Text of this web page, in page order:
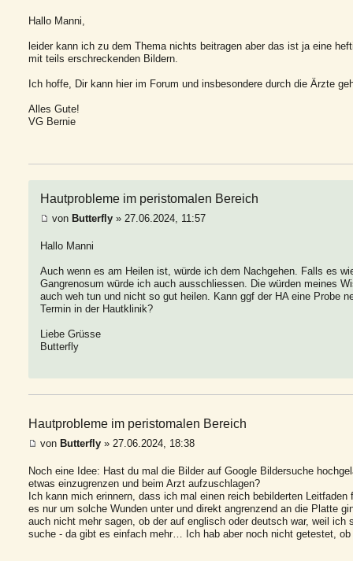
Hallo Manni,
leider kann ich zu dem Thema nichts beitragen aber das ist ja eine
mit teils erschreckenden Bildern.
Ich hoffe, Dir kann hier im Forum und insbesondere durch die Ärzte
Alles Gute!
VG Bernie
Hautprobleme im peristomalen Bereich
von Butterfly » 27.06.2024, 11:57
Hallo Manni
Auch wenn es am Heilen ist, würde ich dem Nachgehen. Falls es
Gangrenosum würde ich auch ausschliessen. Die würden meines
auch weh tun und nicht so gut heilen. Kann ggf der HA eine Probe
Termin in der Hautklinik?
Liebe Grüsse
Butterfly
Hautprobleme im peristomalen Bereich
von Butterfly » 27.06.2024, 18:38
Noch eine Idee: Hast du mal die Bilder auf Google Bildersuche
etwas einzugrenzen und beim Arzt aufzuschlagen?
Ich kann mich erinnern, dass ich mal einen reich bebilderten
es nur um solche Wunden unter und direkt angrenzend an die Platte
auch nicht mehr sagen, ob der auf englisch oder deutsch war, weil
suche - da gibt es einfach mehr… Ich hab aber noch nicht getestet,